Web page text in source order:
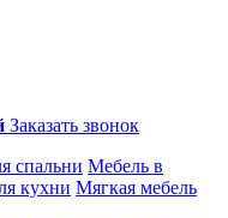
Заказать звонок
спальни Мебель в
кухни Мягкая мебель